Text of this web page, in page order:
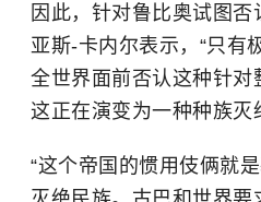
因此，针对鲁比奥试图
亚斯-卡内尔表示，“只有
全世界面前否认这种针对
这正在演变为一种种族灭
“这个帝国的惯用伎俩就